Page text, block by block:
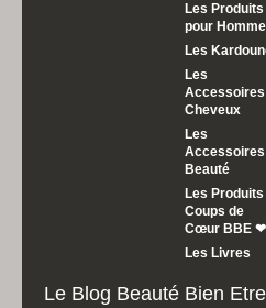
Les Produits
pour Homme
Les
Les
Accessoires
Cheveux
Les
Accessoires
Beauté
Les Produits
Coups de
Cœur BBE ❤
Les Livres
Le Blog Beauté Bien Etre